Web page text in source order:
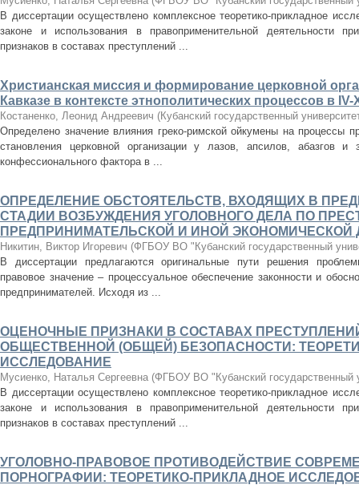
В диссертации осуществлено комплексное теоретико-прикладное
законе и использования в правоприменительной деятельности
признаков в составах преступлений ...
Христианская миссия и формирование церковной
Кавказе в контексте этнополитических процессов в IV-
Костаненко, Леонид Андреевич (Кубанский государственный
Определено значение влияния греко-римской ойкумены на процессы
становления церковной организации у лазов, апсилов, абазгов
конфессионального фактора в ...
ОПРЕДЕЛЕНИЕ ОБСТОЯТЕЛЬСТВ, ВХОДЯЩИХ В
СТАДИИ ВОЗБУЖДЕНИЯ УГОЛОВНОГО ДЕЛА ПО
ПРЕДПРИНИМАТЕЛЬСКОЙ И ИНОЙ ЭКОНОМИЧЕСКОЙ
Никитин, Виктор Игоревич (ФГБОУ ВО "Кубанский государственный
В диссертации предлагаются оригинальные пути решения
правовое значение – процессуальное обеспечение законности и
предпринимателей. Исходя из ...
ОЦЕНОЧНЫЕ ПРИЗНАКИ В СОСТАВАХ
ОБЩЕСТВЕННОЙ (ОБЩЕЙ) БЕЗОПАСНОСТИ:
ИССЛЕДОВАНИЕ
Мусиенко, Наталья Сергеевна (ФГБОУ ВО "Кубанский государственный
В диссертации осуществлено комплексное теоретико-прикладное
законе и использования в правоприменительной деятельности
признаков в составах преступлений ...
УГОЛОВНО-ПРАВОВОЕ ПРОТИВОДЕЙСТВИЕ
ПОРНОГРАФИИ: ТЕОРЕТИКО-ПРИКЛАДНОЕ